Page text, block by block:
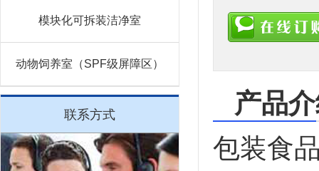
模块化可拆装洁净室
动物饲养室（SPF级屏障区）
联系方式
产品
包装食